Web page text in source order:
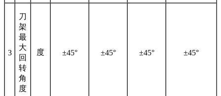
3
刀
架
最
大
回
转
角
度
度 ±45° ±45° ±45° ±45°